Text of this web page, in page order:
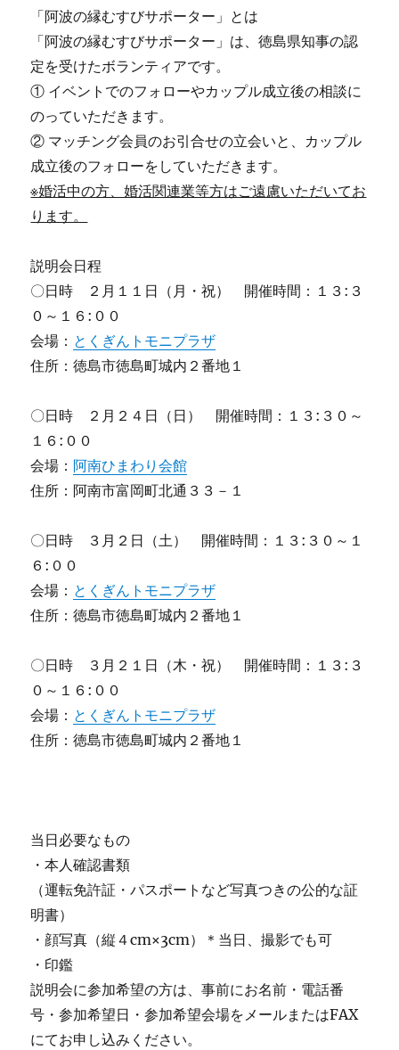
「阿波の縁むすびサポーター」とは
「阿波の縁むすびサポーター」は、徳島県知事の認
定を受けたボランティアです。
① イベントでのフォローやカップル成立後の相談に
のっていただきます。
② マッチング会員のお引合せの立会いと、カップル
成立後のフォローをしていただきます。
※婚活中の方、婚活関連業等方はご遠慮いただいてお
ります。
説明会日程
〇日時 ２月１１日（月・祝） 開催時間：１３:３
０～１６:００
会場： とくぎんトモニプラザ
住所：徳島市徳島町城内２番地１
〇日時 ２月２４日（日） 開催時間：１３:３０～
１６:００
会場： 阿南ひまわり会館
住所：阿南市富岡町北通３３－１
〇日時 ３月２日（土） 開催時間：１３:３０～１
６:００
会場： とくぎんトモニプラザ
住所：徳島市徳島町城内２番地１
〇日時 ３月２１日（木・祝） 開催時間：１３:３
０～１６:００
会場： とくぎんトモニプラザ
住所：徳島市徳島町城内２番地１
当日必要なもの
・本人確認書類
（運転免許証・パスポートなど写真つきの公的な証
明書）
・顔写真（縦４cm×3cm）＊当日、撮影でも可
・印鑑
説明会に参加希望の方は、事前にお名前・電話番
号・参加希望日・参加希望会場をメールまたはFAX
にてお申し込みください。